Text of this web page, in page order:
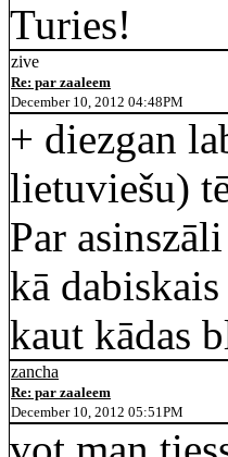
Turies!
zive
Re: par zaaleem
December 10, 2012 04:48PM
+ diezgan
lietuviešu)
Par
kā
kaut kādas
zancha
Re: par zaaleem
December 10, 2012 05:51PM